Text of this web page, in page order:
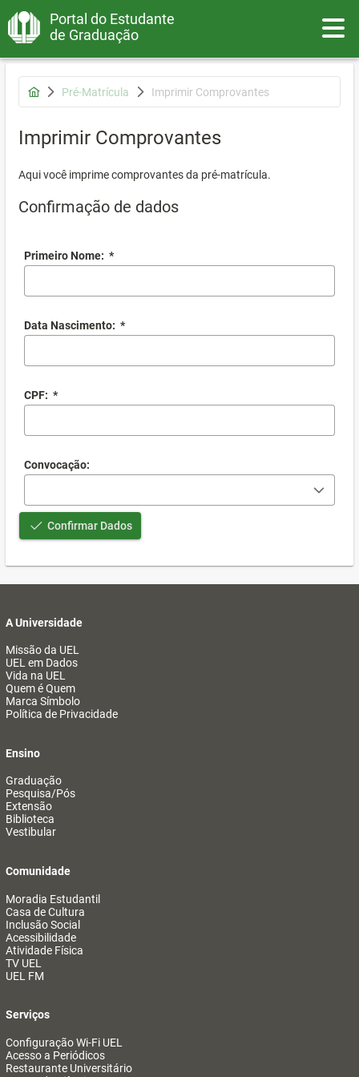
Portal do Estudante
de Graduação
Pré-Matrícula Imprimir Comprovantes
Imprimir Comprovantes
Aqui você imprime comprovantes da pré-matrícula.
Confirmação de dados
Primeiro Nome: *
Data Nascimento: *
CPF: *
Convocação:
Confirmar Dados
A Universidade
Missão da UEL
UEL em Dados
Vida na UEL
Quem é Quem
Marca Símbolo
Política de Privacidade
Ensino
Graduação
Pesquisa/Pós
Extensão
Biblioteca
Vestibular
Comunidade
Moradia Estudantil
Casa de Cultura
Inclusão Social
Acessibilidade
Atividade Física
TV UEL
UEL FM
Serviços
Configuração Wi-Fi UEL
Acesso a Periódicos
Restaurante Universitário